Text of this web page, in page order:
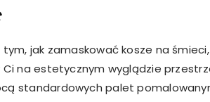
jak zamaskować kosze na
Ci na estetycznym wyglądzie
standardowych palet